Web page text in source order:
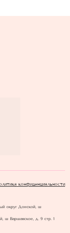
конфиденциальности
округ Донской, ш
ш Варшавское, д. 9 стр. 1